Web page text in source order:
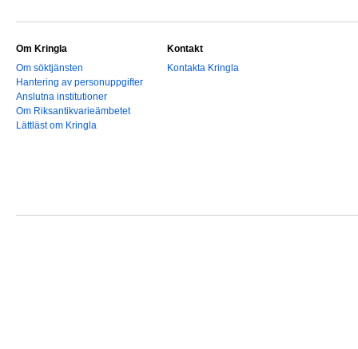
Om Kringla
Om söktjänsten
Hantering av personuppgifter
Anslutna institutioner
Om Riksantikvarieämbetet
Lättläst om Kringla
Kontakt
Kontakta Kringla